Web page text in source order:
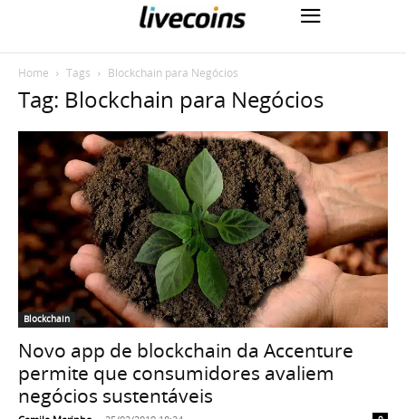
Home Tags Blockchain para Negócios
Tag: Blockchain para Negócios
Blockchain
Novo app de blockchain da Accenture
permite que consumidores avaliem
negócios sustentáveis